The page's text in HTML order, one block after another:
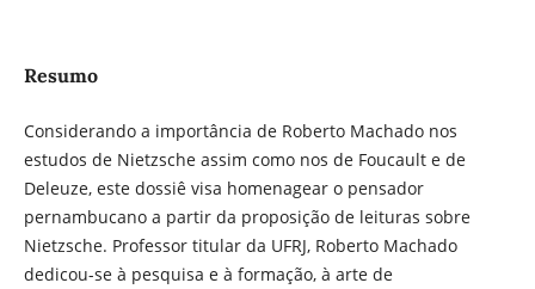
Resumo
Considerando a importância de Roberto Machado nos
estudos de Nietzsche assim como nos de Foucault e de
Deleuze, este dossiê visa homenagear o pensador
pernambucano a partir da proposição de leituras sobre
Nietzsche. Professor titular da UFRJ, Roberto Machado
dedicou-se à pesquisa e à formação, à arte de